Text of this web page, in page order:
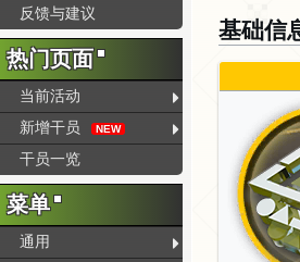
基础信
反馈与建议
热门页面
当前活动
新增干员
NEW
干员一览
菜单
通用